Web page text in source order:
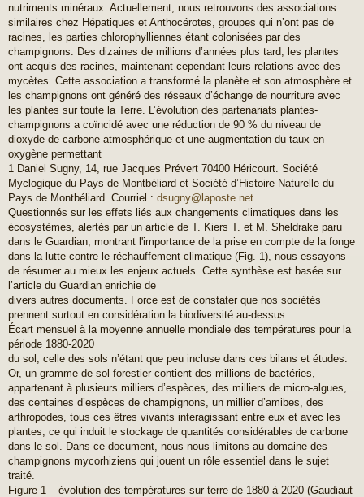
nutriments minéraux. Actuellement, nous retrouvons des associations
similaires chez Hépatiques et Anthocérotes, groupes qui n’ont pas de
racines, les parties chlorophylliennes étant colonisées par des
champignons. Des dizaines de millions d’années plus tard, les plantes
ont acquis des racines, maintenant cependant leurs relations avec des
mycètes. Cette association a transformé la planète et son atmosphère et
les champignons ont généré des réseaux d’échange de nourriture avec
les plantes sur toute la Terre. L’évolution des partenariats plantes-
champignons a coïncidé avec une réduction de 90 % du niveau de
dioxyde de carbone atmosphérique et une augmentation du taux en
oxygène permettant
1 Daniel Sugny, 14, rue Jacques Prévert 70400 Héricourt. Société
Myclogique du Pays de Montbéliard et Société d’Histoire Naturelle du
Pays de Montbéliard. Courriel : dsugny@laposte.net
Questionnés sur les effets liés aux changements climatiques dans les
écosystèmes, alertés par un article de T. Kiers T. et M. Sheldrake paru
dans le Guardian, montrant l'importance de la prise en compte de la fonge
dans la lutte contre le réchauffement climatique (Fig. 1), nous essayons
de résumer au mieux les enjeux actuels. Cette synthèse est basée sur
l’article du Guardian enrichie de
divers autres documents. Force est de constater que nos sociétés
prennent surtout en considération la biodiversité au-dessus
Écart mensuel à la moyenne annuelle mondiale des températures pour la
période 1880-2020
du sol, celle des sols n’étant que peu incluse dans ces bilans et études.
Or, un gramme de sol forestier contient des millions de bactéries,
appartenant à plusieurs milliers d’espèces, des milliers de micro-algues,
des centaines d’espèces de champignons, un millier d’amibes, des
arthropodes, tous ces êtres vivants interagissant entre eux et avec les
plantes, ce qui induit le stockage de quantités considérables de carbone
dans le sol. Dans ce document, nous nous limitons au domaine des
champignons mycorhiziens qui jouent un rôle essentiel dans le sujet
traité.
Figure 1 – évolution des températures sur terre de 1880 à 2020 (Gaudiaut